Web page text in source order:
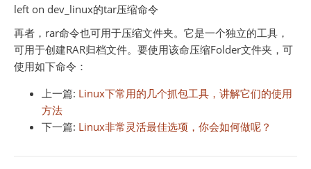
再者，rar命令也可用于压缩文件夹。它是一个独立的工具，
可用于创建RAR归档文件。要使用该命压缩Folder文件夹，可
使用如下命令：
上一篇: Linux下常用的几个抓包工具，讲解它们的使用
方法
下一篇: Linux非常灵活最佳选项，你会如何做呢？